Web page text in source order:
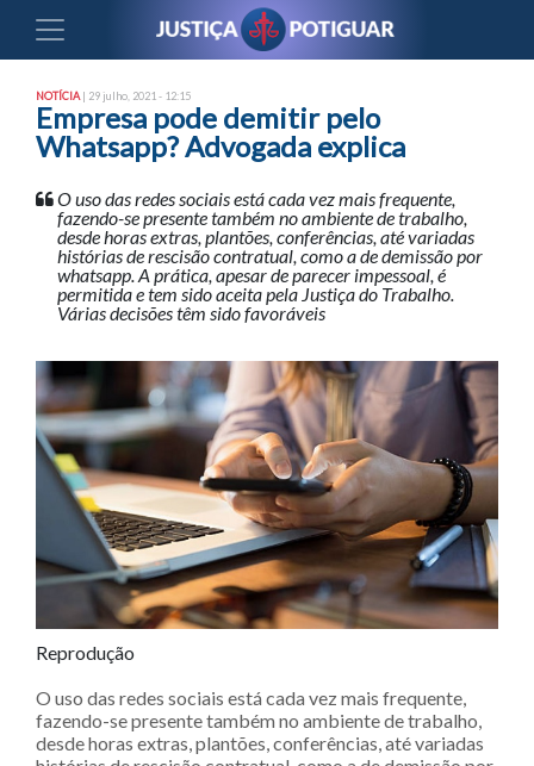
NOTÍCIA | 29 julho, 2021 - 12:15
Empresa pode demitir pelo
Whatsapp? Advogada explica
O uso das redes sociais está cada vez mais frequente,
fazendo-se presente também no ambiente de trabalho,
desde horas extras, plantões, conferências, até variadas
histórias de rescisão contratual, como a de demissão por
whatsapp. A prática, apesar de parecer impessoal, é
permitida e tem sido aceita pela Justiça do Trabalho.
Várias decisões têm sido favoráveis
Reprodução
O uso das redes sociais está cada vez mais frequente,
fazendo-se presente também no ambiente de trabalho,
desde horas extras, plantões, conferências, até variadas